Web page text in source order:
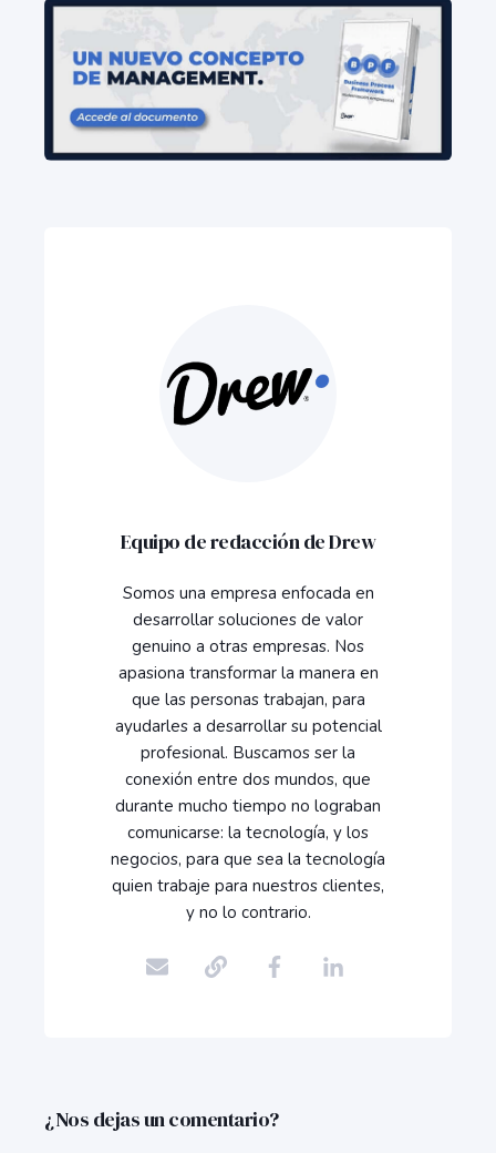
Equipo de redacción de Drew
Somos una empresa enfocada en
desarrollar soluciones de valor
genuino a otras empresas. Nos
apasiona transformar la manera en
que las personas trabajan, para
ayudarles a desarrollar su potencial
profesional. Buscamos ser la
conexión entre dos mundos, que
durante mucho tiempo no lograban
comunicarse: la tecnología, y los
negocios, para que sea la tecnología
quien trabaje para nuestros clientes,
y no lo contrario.
¿Nos dejas un comentario?